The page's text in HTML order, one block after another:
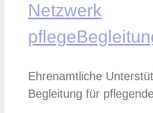
Netzwerk
Ehrenamtliche
Begleitung für